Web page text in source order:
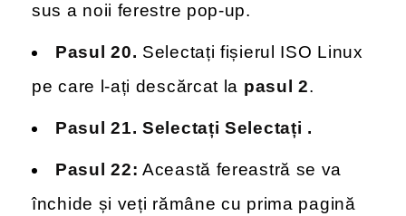
sus a noii ferestre pop-up.
Pasul 20. Selectați fișierul ISO Linux
pe care l-ați descărcat la pasul 2.
Pasul 21. Selectați Selectați .
Pasul 22: Această fereastră se va
închide și veți rămâne cu prima pagină